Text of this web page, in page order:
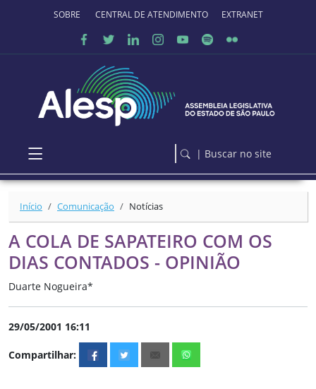
Ir para o conteúdo principal
SOBRE O PORTALCENTRAL DE ATENDIMENTO EXTRANET
| Buscar no site
Início Comunicação Notícias
A COLA DE SAPATEIRO COM OS
DIAS CONTADOS - OPINIÃO
Duarte Nogueira*
29/05/2001 16:11
Compartilhar: